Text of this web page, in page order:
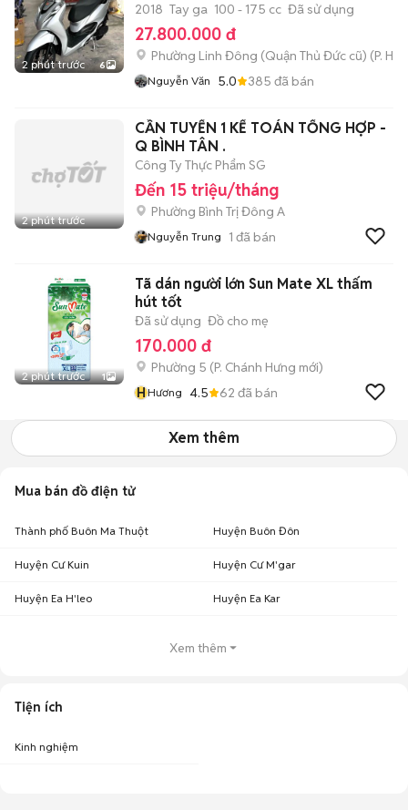
2 phút trước 6
2018 Tay ga 100 - 175 cc Đã sử dụng
27.800.000 đ
Phường Linh Đông (Quận Thủ Đức cũ) (P.
Nguyễn Văn 5.0 385 đã bán
2 phút trước
CẦN TUYỂN 1 KẾ TOÁN TỔNG HỢP -
Q BÌNH TÂN .
Công Ty Thực Phẩm SG
Đến 15 triệu/tháng
Phường Bình Trị Đông A
Nguyễn Trung 1 đã bán
2 phút trước 1
Tã dán người lớn Sun Mate XL thấm
hút tốt
Đã sử dụng Đồ cho mẹ
170.000 đ
Phường 5 (P. Chánh Hưng mới)
HHương 4.5 62 đã bán
Xem thêm
Mua bán đồ điện tử
Thành phố Buôn Ma Thuột Huyện Buôn Đôn
Huyện Cư Kuin Huyện Cư M'gar
Huyện Ea H'leo Huyện Ea Kar
Xem thêm
Tiện ích
Kinh nghiệm